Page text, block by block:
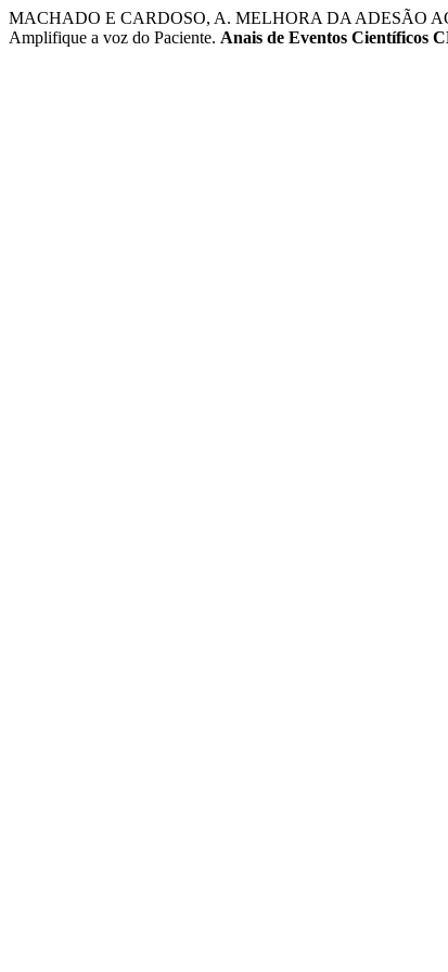
MACHADO E CARDOSO, A. MELHORA DA ADESÃO
Amplifique a voz do Paciente. Anais de Eventos Científicos